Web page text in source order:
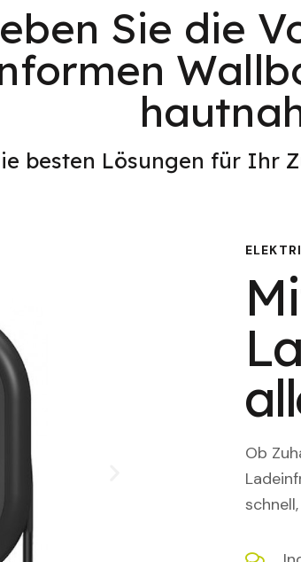
Sie die
besten Lösungen für Ihr
Ob